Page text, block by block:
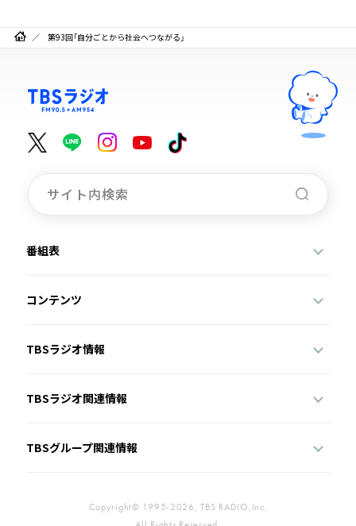
第93回「自分ごとから社会へつながる」
番組表
コンテンツ
TBSラジオ情報
TBSラジオ関連情報
TBSグループ関連情報
Copyright© 1995-2026, TBS RADIO,Inc.